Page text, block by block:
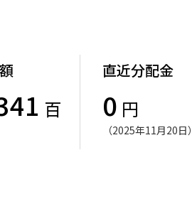
百
直近分配金
0 円
（2025年11月20日）